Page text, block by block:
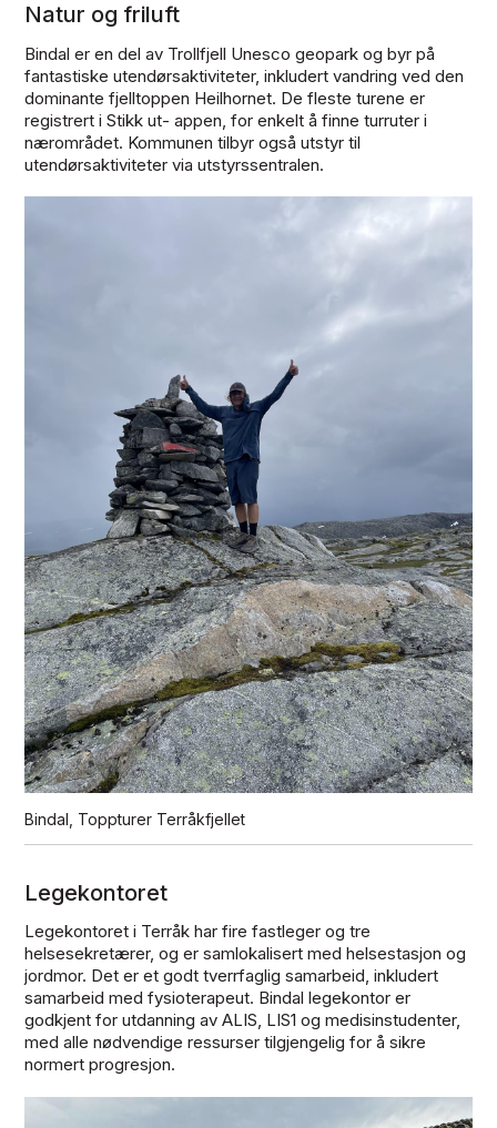
Natur og friluft
Bindal er en del av Trollfjell Unesco geopark og byr på
fantastiske utendørsaktiviteter, inkludert vandring ved den
dominante fjelltoppen Heilhornet. De fleste turene er
registrert i Stikk ut- appen, for enkelt å finne turruter i
nærområdet. Kommunen tilbyr også utstyr til
utendørsaktiviteter via utstyrssentralen.
Bindal, Toppturer Terråkfjellet
Legekontoret
Legekontoret i Terråk har fire fastleger og tre
helsesekretærer, og er samlokalisert med helsestasjon og
jordmor. Det er et godt tverrfaglig samarbeid, inkludert
samarbeid med fysioterapeut. Bindal legekontor er
godkjent for utdanning av ALIS, LIS1 og medisinstudenter,
med alle nødvendige ressurser tilgjengelig for å sikre
normert progresjon.